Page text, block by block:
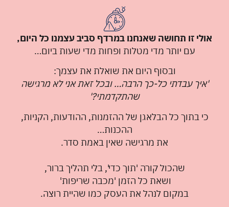
אולי זו תחושה שאנחנו במרדף סביב עצמנו כל היום,
עם יותר מדי מטלות ופחות מדי שעות ביום…
ובסוף היום את שואלת את עצמך:
'איך עבדתי כל-כך הרבה… ובכל זאת אני לא מרגישה
שהתקדמתי?'
כי בתוך כל הבלאגן של ההזמנות, ההודעות, הקניות,
ההכנות…
את מרגישה שאין באמת סדר.
שהכול קורה 'תוך כדי', בלי תהליך ברור,
ושאת כל הזמן 'מכבה שריפות'
במקום לנהל את העסק כמו שהיית רוצה.